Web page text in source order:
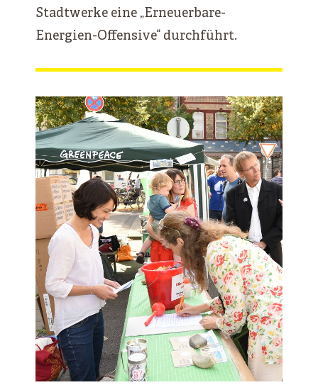
Stadtwerke eine „Erneuerbare-
Energien-Offensive“ durchführt.